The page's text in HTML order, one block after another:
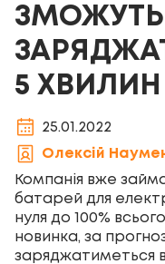
ЗМОЖУТЬ
5 ХВИЛИН
25.01.2022
Олексій
Компанія вже
батарей для
нуля до 100%
новинка, за
заряджатиметься